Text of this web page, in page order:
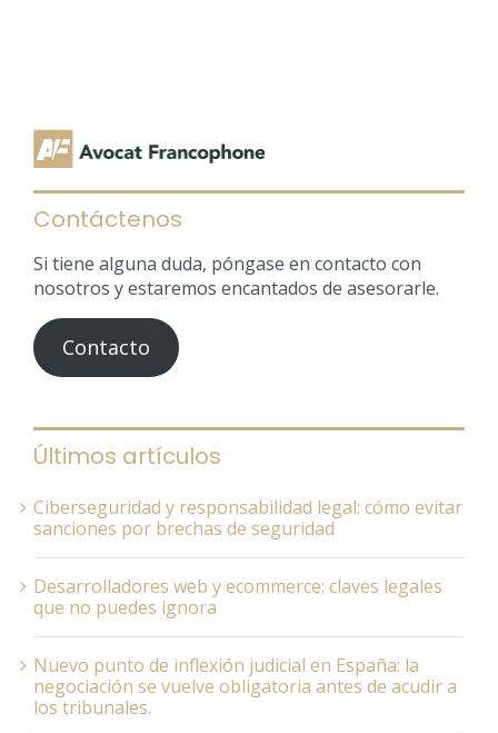
Contáctenos
Si tiene alguna duda, póngase en contacto con
nosotros y estaremos encantados de asesorarle.
Contacto
Últimos artículos
Ciberseguridad y responsabilidad legal: cómo evitar
sanciones por brechas de seguridad
Desarrolladores web y ecommerce: claves legales
que no puedes ignora
Nuevo punto de inflexión judicial en España: la
negociación se vuelve obligatoria antes de acudir a
los tribunales.